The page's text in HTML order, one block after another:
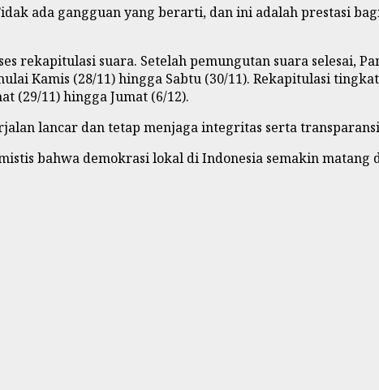
ada gangguan yang berarti, dan ini adalah prestasi
rekapitulasi suara. Setelah pemungutan suara selesai,
Kamis (28/11) hingga Sabtu (30/11). Rekapitulasi
(29/11) hingga Jumat (6/12).
lancar dan tetap menjaga integritas serta
bahwa demokrasi lokal di Indonesia semakin